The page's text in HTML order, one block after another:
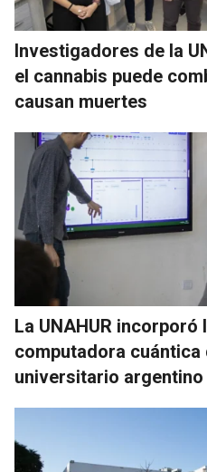
Investigadores de la
el cannabis puede
causan muertes
La UNAHUR incorporó
computadora cuántica
universitario argentino